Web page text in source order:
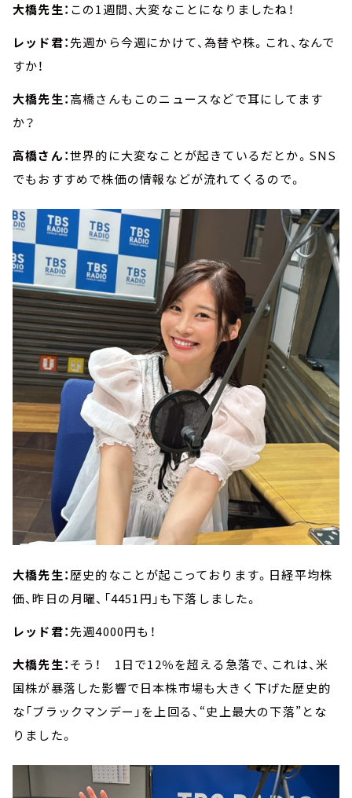
大橋先生： この1週間、大変なことになりましたね！
レッド君：先週から今週にかけて、為替や株。これ、なんで
すか！
大橋先生：高橋さんもこのニュースなどで耳にしてます
か？
高橋さん：世界的に大変なことが起きているだとか。SNS
でもおすすめで株価の情報などが流れてくるので。
大橋先生：歴史的なことが起こっております。日経平均株
価、昨日の月曜、「4451円」も下落しました。
レッド君：先週4000円も！
大橋先生：そう！ 1日で12％を超える急落で、これは、米
国株が暴落した影響で日本株市場も大きく下げた歴史的
な「ブラックマンデー」を上回る、“史上最大の下落”とな
りました。